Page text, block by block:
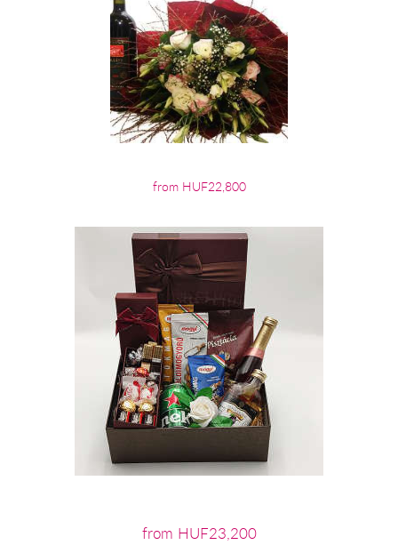
from HUF22,800
from HUF23,200